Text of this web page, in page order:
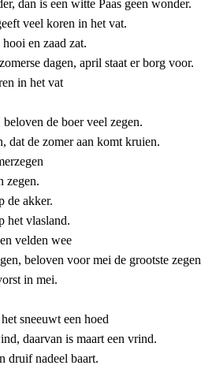
dan is een witte Paas geen wonder.
veel koren in het vat.
en zaad zat.
dagen, april staat er borg voor.
in het vat
de boer veel zegen.
dat de zomer aan komt kruien.
zegen.
de akker.
het vlasland.
velden wee
beloven voor mei de grootste
in mei.
sneeuwt een hoed
daarvan is maart een vrind.
druif nadeel baart.